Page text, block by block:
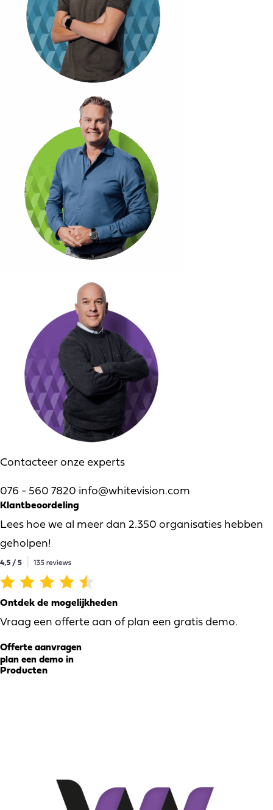
Contacteer onze experts
076 - 560 7820 info@whitevision.com
Klantbeoordeling
Lees hoe we al meer dan 2.350 organisaties hebben
geholpen!
Ontdek de mogelijkheden
Vraag een offerte aan of plan een gratis demo.
Offerte aanvragen
plan een demo in
Producten